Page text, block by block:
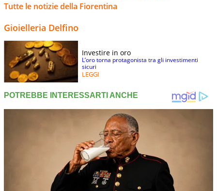
Tutte le notizie della Fiorentina
Gioielleria Delfino
Investire in oro
L’oro torna protagonista tra gli investimenti
sicuri
LEGGI